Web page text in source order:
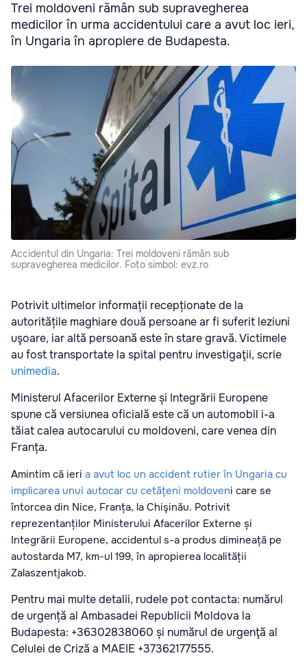
Trei moldoveni rămân sub supravegherea
medicilor în urma accidentului care a avut loc ieri,
în Ungaria în apropiere de Budapesta.
Accidentul din Ungaria: Trei moldoveni rămân sub
supravegherea medicilor. Foto simbol: evz.ro
Potrivit ultimelor informații recepționate de la
autoritățile maghiare două persoane ar fi suferit leziuni
uşoare, iar altă persoană este în stare gravă. Victimele
au fost transportate la spital pentru investigaţii, scrie
unimedia.
Ministerul Afacerilor Externe și Integrării Europene
spune că versiunea oficială este că un automobil i-a
tăiat calea autocarului cu moldoveni, care venea din
Franța.
Amintim că ieri a avut loc un accident rutier în Ungaria cu
implicarea unui autocar cu cetățeni moldoveni care se
întorcea din Nice, Franța, la Chişinău. Potrivit
reprezentanților Ministerului Afacerilor Externe și
Integrării Europene, accidentul s-a produs dimineață pe
autostarda M7, km-ul 199, în apropierea localității
Zalaszentjakob.
Pentru mai multe detalii, rudele pot contacta: numărul
de urgență al Ambasadei Republicii Moldova la
Budapesta: +36302838060 și numărul de urgenţă al
Celulei de Criză a MAEIE +37362177555.